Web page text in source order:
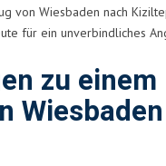
von Wiesbaden nach
für ein unverbindliches
zu einem